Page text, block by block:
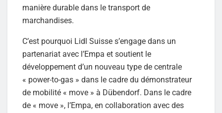
manière durable dans le transport de
marchandises.
C’est pourquoi Lidl Suisse s’engage dans un
partenariat avec l’Empa et soutient le
développement d’un nouveau type de centrale
« power-to-gas » dans le cadre du démonstrateur
de mobilité « move » à Dübendorf. Dans le cadre
de « move », l’Empa, en collaboration avec des